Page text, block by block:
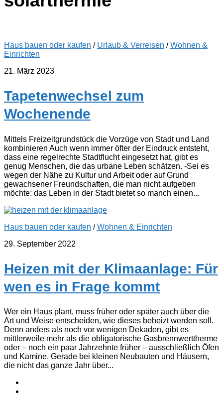
Haus bauen oder kaufen / Urlaub & Verreisen /Wohnen &
Einrichten
21. März 2023
Tapetenwechsel zum
Wochenende
Mittels Freizeitgrundstück die Vorzüge von Stadt und Land
kombinieren Auch wenn immer öfter der Eindruck entsteht,
dass eine regelrechte Stadtflucht eingesetzt hat, gibt es
genug Menschen, die das urbane Leben schätzen. -Sei es
wegen der Nähe zu Kultur und Arbeit oder auf Grund
gewachsener Freundschaften, die man nicht aufgeben
möchte: das Leben in der Stadt bietet so manch einen...
Haus bauen oder kaufen /Wohnen & Einrichten
29. September 2022
Heizen mit der Klimaanlage: Für
wen es in Frage kommt
Wer ein Haus plant, muss früher oder später auch über die
Art und Weise entscheiden, wie dieses beheizt werden soll.
Denn anders als noch vor wenigen Dekaden, gibt es
mittlerweile mehr als die obligatorische Gasbrennwerttherme
oder – noch ein paar Jahrzehnte früher – ausschließlich Öfen
und Kamine. Gerade bei kleinen Neubauten und Häusern,
die nicht das ganze Jahr über...